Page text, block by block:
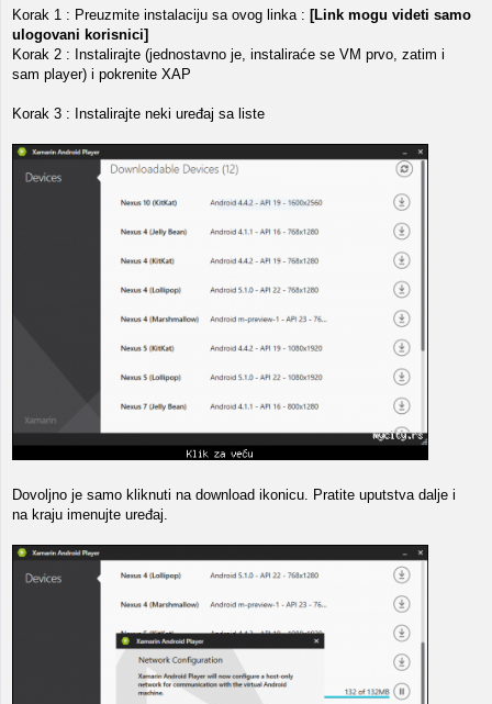
Korak 1 : Preuzmite instalaciju sa ovog linka : [Link mogu videti samo
ulogovani korisnici]
Korak 2 : Instalirajte (jednostavno je, instaliraće se VM prvo, zatim i
sam player) i pokrenite XAP
Korak 3 : Instalirajte neki uređaj sa liste
Dovoljno je samo kliknuti na download ikonicu. Pratite uputstva dalje i
na kraju imenujte uređaj.